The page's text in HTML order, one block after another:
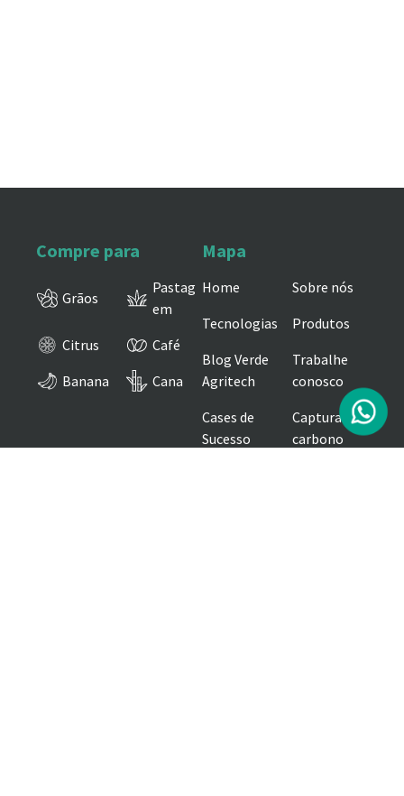
Compre para
Grãos
Pastag
em
Citrus
Café
Banana
Cana
Mapa
Home
Sobre nós
Tecnologias
Produtos
Blog Verde
Agritech
Trabalhe
conosco
Cases de
Sucesso
Captura de
carbono